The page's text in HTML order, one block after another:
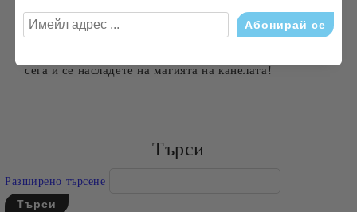
дом. Независимо дали искате да се отпуснете след
дълъг ден или да посрещнете гости, този аромат ще
сега и се насладете на магията на канелата!
Търси
Разширено търсене